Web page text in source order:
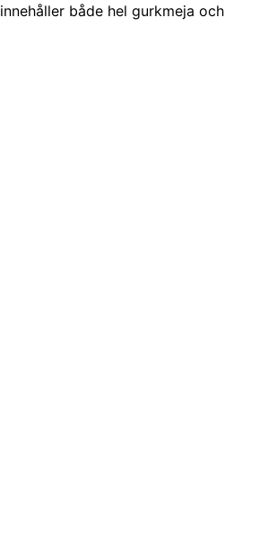
både hel gurkmeja och